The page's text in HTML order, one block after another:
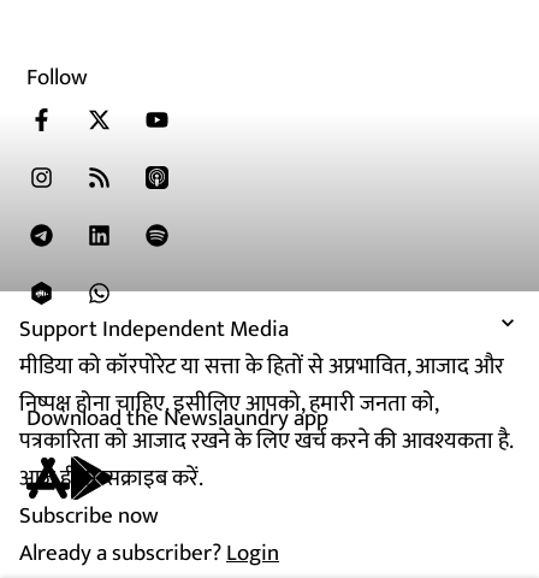
Support Independent Media
मीडिया को कॉरपोरेट या सत्ता के हितों से अप्रभावित, आजाद और
निष्पक्ष होना चाहिए. इसीलिए आपको, हमारी जनता को,
पत्रकारिता को आजाद रखने के लिए खर्च करने की आवश्यकता है.
आज ही सब्सक्राइब करें.
Subscribe now
Already a subscriber?Login
Follow
Download the Newslaundry app